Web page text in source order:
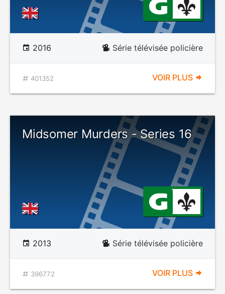
2016 Série télévisée policière
401352 VOIR PLUS
Midsomer Murders - Series 16
2013 Série télévisée policière
396772 VOIR PLUS